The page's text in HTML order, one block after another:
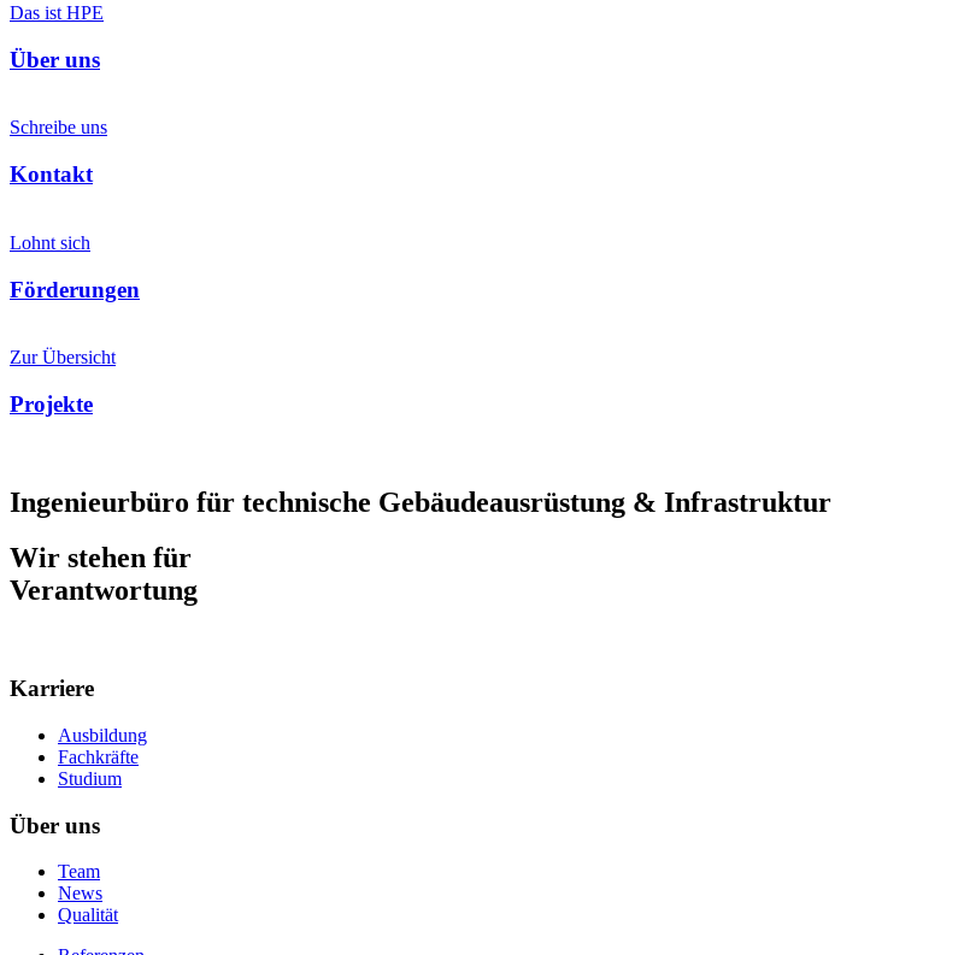
Das ist HPE
Über uns
Schreibe uns
Kontakt
Lohnt sich
Förderungen
Zur Übersicht
Projekte
Ingenieurbüro für technische Gebäudeausrüstung & Infrastruktur
Wir stehen für
Verantwortung
Karriere
Ausbildung
Fachkräfte
Studium
Über uns
Team
News
Qualität